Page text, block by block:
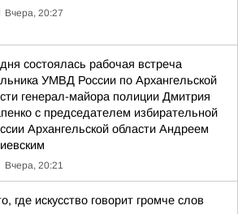
Вчера, 20:27
состоялась рабочая встреча
УМВД России по Архангельской
генерал-майора полиции Дмитрия
с председателем избирательной
Архангельской области Андреем
Вчера, 20:21
где искусство говорит громче слов